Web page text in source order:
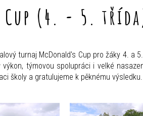
Cup (4. - 5.
turnaj McDonald's Cup pro žáky 4. a
výkon, týmovou spolupráci i velké
školy a gratulujeme k pěknému výsledku.